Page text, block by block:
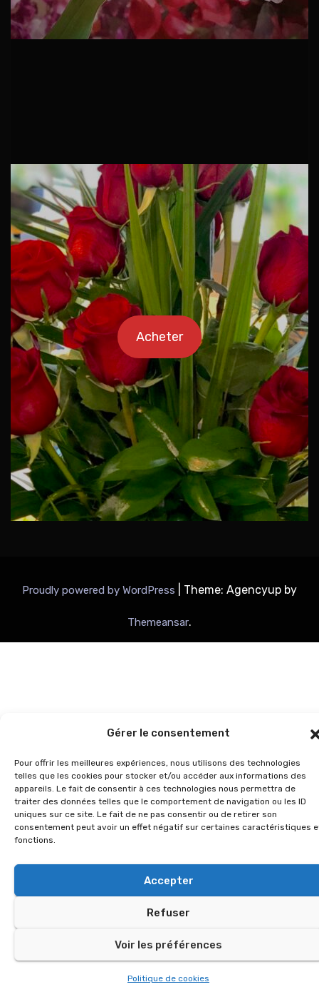
Gérer le consentement
Pour offrir les meilleures expériences, nous utilisons des technologies
telles que les cookies pour stocker et/ou accéder aux informations des
appareils. Le fait de consentir à ces technologies nous permettra de
traiter des données telles que le comportement de navigation ou les ID
uniques sur ce site. Le fait de ne pas consentir ou de retirer son
consentement peut avoir un effet négatif sur certaines caractéristiques
fonctions.
Accepter
Refuser
Voir les préférences
Politique de cookies
Acheter
Proudly powered by WordPress Theme: Agencyup by
Themeansar.